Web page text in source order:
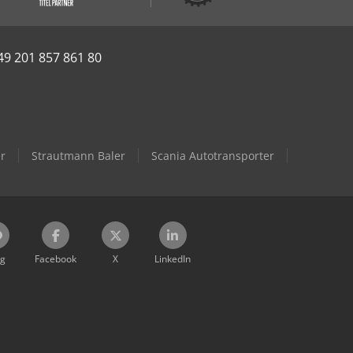
201 857 861 80
Strautmann Baler Scania Autotransporter
Facebook X LinkedIn